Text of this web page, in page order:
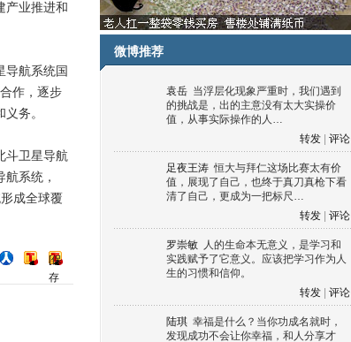
产业推进和
航系统国
作，逐步
务。
斗卫星导航
系统，
成全球覆
[保
存
微博推荐
袁岳 当浮层化现象严重时，我们遇到
的挑战是，出的主意没有太大实操价
值，从事实际操作的人…
转发
评论
足夜王涛 恒大与拜仁这场比赛太有价
值，展现了自己，也终于真刀真枪下看
清了自己，更成为一把标尺…
转发
评论
罗崇敏 人的生命本无意义，是学习和
实践赋予了它意义。应该把学习作为人
生的习惯和信仰。
转发
评论
陆琪 幸福是什么？当你功成名就时，
发现成功不会让你幸福，和人分享才